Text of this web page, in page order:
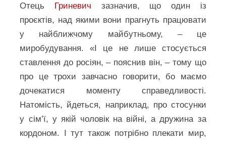
Отець Гриневич зазначив, що один із
проєктів, над якими вони прагнуть працювати
у найближчому майбутньому, – це
миробудування. «І це не лише стосується
ставлення до росіян, – пояснив він, – тому що
про це трохи завчасно говорити, бо маємо
дочекатися моменту справедливості.
Натомість, йдеться, наприклад, про стосунки
у сім’ї, у якій чоловік на війні, а дружина за
кордоном. І тут також потрібно плекати мир,